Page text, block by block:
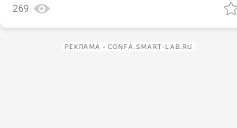
269
РЕКЛАМА • CONFA.SMART-LAB.RU